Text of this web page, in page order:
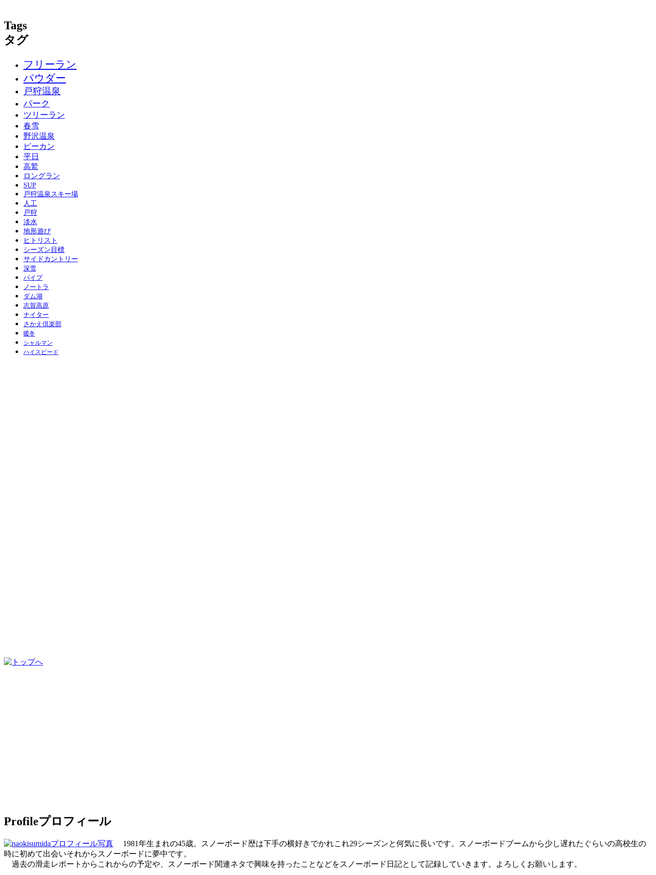
Tags
タグ
フリーラン
パウダー
戸狩温泉
パーク
ツリーラン
春雪
野沢温泉
ピーカン
平日
高鷲
ロングラン
SUP
戸狩温泉スキー場
人工
戸狩
淡水
地形遊び
ヒトリスト
シーズン目標
サイドカントリー
深雪
パイプ
ノートラ
ダム湖
志賀高原
ナイター
さかえ倶楽部
暖冬
シャルマン
ハイスピード
Profileプロフィール
1981年生まれの45歳。スノーボード歴は下手の横好きでかれこれ29シーズンと何気に長いです。スノーボードブームから少し遅れたぐらいの高校生の
時に初めて出会いそれからスノーボードに夢中です。
過去の滑走レポートからこれからの予定や、スノーボード関連ネタで興味を持ったことなどをスノーボード日記として記録していきます。よろしくお願いします。